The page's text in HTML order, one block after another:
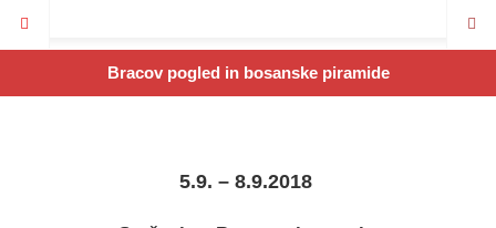
Bracov pogled in bosanske piramide
5.9. – 8.9.2018